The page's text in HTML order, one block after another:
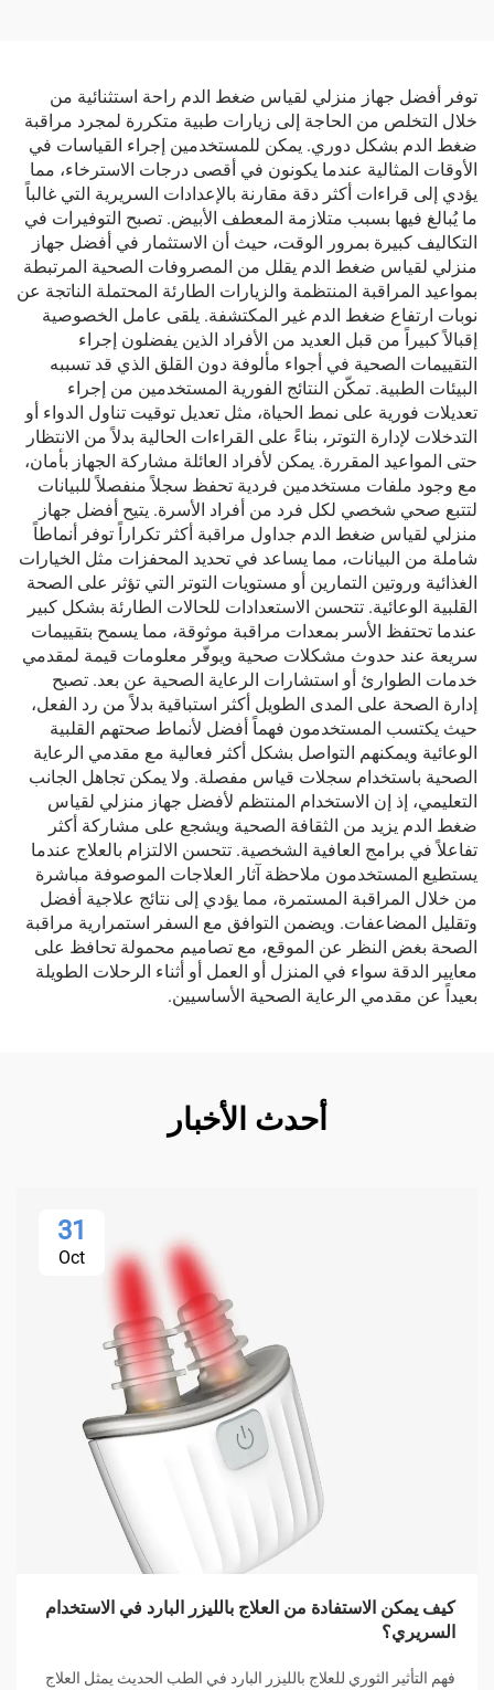
توفر أفضل جهاز منزلي لقياس ضغط الدم راحة استثنائية من
خلال التخلص من الحاجة إلى زيارات طبية متكررة لمجرد مراقبة
ضغط الدم بشكل دوري. يمكن للمستخدمين إجراء القياسات في
الأوقات المثالية عندما يكونون في أقصى درجات الاسترخاء، مما
يؤدي إلى قراءات أكثر دقة مقارنة بالإعدادات السريرية التي غالباً
ما يُبالغ فيها بسبب متلازمة المعطف الأبيض. تصبح التوفيرات في
التكاليف كبيرة بمرور الوقت، حيث أن الاستثمار في أفضل جهاز
منزلي لقياس ضغط الدم يقلل من المصروفات الصحية المرتبطة
بمواعيد المراقبة المنتظمة والزيارات الطارئة المحتملة الناتجة عن
نوبات ارتفاع ضغط الدم غير المكتشفة. يلقى عامل الخصوصية
إقبالاً كبيراً من قبل العديد من الأفراد الذين يفضلون إجراء
التقييمات الصحية في أجواء مألوفة دون القلق الذي قد تسببه
البيئات الطبية. تمكّن النتائج الفورية المستخدمين من إجراء
تعديلات فورية على نمط الحياة، مثل تعديل توقيت تناول الدواء أو
التدخلات لإدارة التوتر، بناءً على القراءات الحالية بدلاً من الانتظار
حتى المواعيد المقررة. يمكن لأفراد العائلة مشاركة الجهاز بأمان،
مع وجود ملفات مستخدمين فردية تحفظ سجلاً منفصلاً للبيانات
لتتبع صحي شخصي لكل فرد من أفراد الأسرة. يتيح أفضل جهاز
منزلي لقياس ضغط الدم جداول مراقبة أكثر تكراراً توفر أنماطاً
شاملة من البيانات، مما يساعد في تحديد المحفزات مثل الخيارات
الغذائية وروتين التمارين أو مستويات التوتر التي تؤثر على الصحة
القلبية الوعائية. تتحسن الاستعدادات للحالات الطارئة بشكل كبير
عندما تحتفظ الأسر بمعدات مراقبة موثوقة، مما يسمح بتقييمات
سريعة عند حدوث مشكلات صحية ويوفّر معلومات قيمة لمقدمي
خدمات الطوارئ أو استشارات الرعاية الصحية عن بعد. تصبح
إدارة الصحة على المدى الطويل أكثر استباقية بدلاً من رد الفعل،
حيث يكتسب المستخدمون فهماً أفضل لأنماط صحتهم القلبية
الوعائية ويمكنهم التواصل بشكل أكثر فعالية مع مقدمي الرعاية
الصحية باستخدام سجلات قياس مفصلة. ولا يمكن تجاهل الجانب
التعليمي، إذ إن الاستخدام المنتظم لأفضل جهاز منزلي لقياس
ضغط الدم يزيد من الثقافة الصحية ويشجع على مشاركة أكثر
تفاعلاً في برامج العافية الشخصية. تتحسن الالتزام بالعلاج عندما
يستطيع المستخدمون ملاحظة آثار العلاجات الموصوفة مباشرة
من خلال المراقبة المستمرة، مما يؤدي إلى نتائج علاجية أفضل
وتقليل المضاعفات. ويضمن التوافق مع السفر استمرارية مراقبة
الصحة بغض النظر عن الموقع، مع تصاميم محمولة تحافظ على
معايير الدقة سواء في المنزل أو العمل أو أثناء الرحلات الطويلة
بعيداً عن مقدمي الرعاية الصحية الأساسيين.
أحدث الأخبار
31
Oct
كيف يمكن الاستفادة من العلاج بالليزر البارد في الاستخدام
السريري؟
فهم التأثير الثوري للعلاج بالليزر البارد في الطب الحديث يمثل العلاج